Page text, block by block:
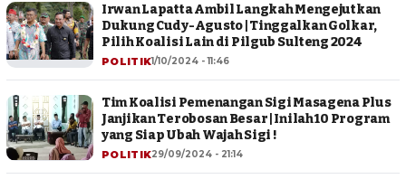
Irwan Lapatta Ambil Langkah Mengejutkan
Dukung Cudy-Agusto | Tinggalkan Golkar,
Pilih Koalisi Lain di Pilgub Sulteng 2024
POLITIK1/10/2024 - 11:46
Tim Koalisi Pemenangan Sigi Masagena Plus
Janjikan Terobosan Besar | Inilah 10 Program
yang Siap Ubah Wajah Sigi !
POLITIK29/09/2024 - 21:14